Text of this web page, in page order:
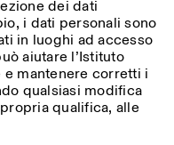
dei dati
i dati personali sono
in luoghi ad accesso
aiutare l’Istituto
e mantenere corretti i
qualsiasi modifica
qualifica, alle